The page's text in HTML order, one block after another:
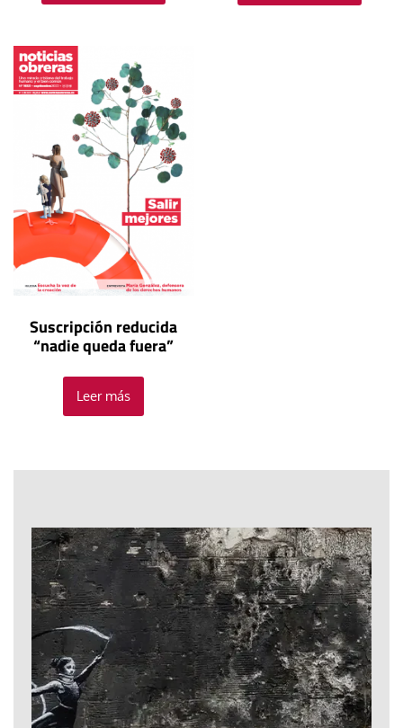
Suscripción reducida
“nadie queda fuera”
Leer más